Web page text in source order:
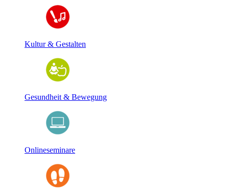
Kultur & Gestalten
Gesundheit & Bewegung
Onlineseminare